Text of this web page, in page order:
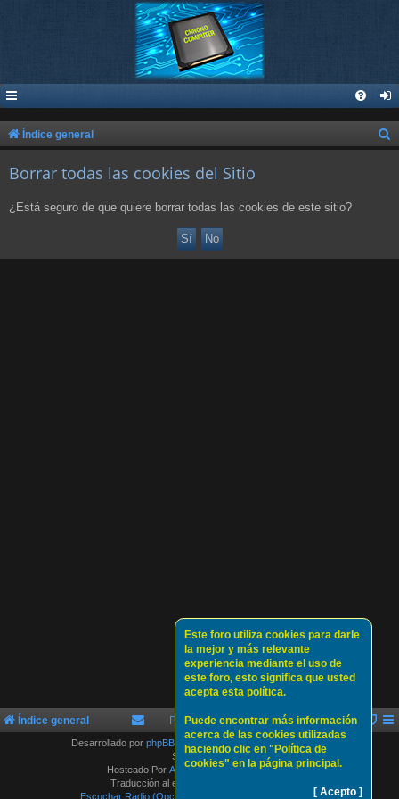
Índice general
Borrar todas las cookies del Sitio
¿Está seguro de que quiere borrar todas las cookies de este sitio?
Este foro utiliza cookies para darle
la mejor y más relevante
experiencia mediante el uso de
este foro, esto significa que usted
acepta esta política.
Puede encontrar más información
acerca de las cookies utilizadas
haciendo clic en "Política de
cookies" en la página principal.
[ Acepto ]
Índice general Sobre nosotros
Política de Cookies
Desarrollado por phpBB ® Forum Software © phpBB Limited
Style byArty
Hosteado Por ATLAS-SERVER HOSTING.
Traducción al español por
Escuchar Radio (Opción 1)
Escuchar Radio (Opción 2)